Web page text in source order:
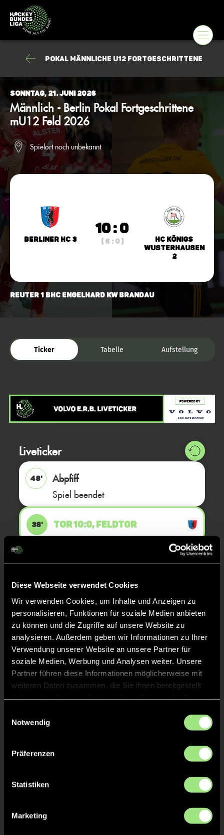
Diese Webseite verwendet Cookies
Wir verwenden Cookies, um Inhalte und Anzeigen zu
personalisieren, Funktionen für soziale Medien anbieten
zu können und die Zugriffe auf unsere Website zu
analysieren. Außerdem geben wir Informationen zu Ihrer
Verwendung unserer Website an unsere Partner für
soziale Medien, Werbung und Analysen weiter. Unsere
Partner führen diese Informationen möglicherweise mit
weiteren Daten zusammen, die Sie ihnen bereitgestellt
Notwendig
Präferenzen
Statistiken
Marketing
Pokal männliche U12 Fortgeschrittene
Sonntag, 21. Juni 2026
Männlich - Berlin Pokal Fortgeschrittene
mU12 Feld 2026
Spielort noch unbekannt
Berliner HC 3
10 : 0
( 6 : 0 )
HC Königs
Wusterhausen
2
Reuter 1 BHC Engelhard KW Brandau
Ticker Tabelle Aufstellung
Liveticker
48'
Abpfiff
Spiel beendet
38' TOR 10:0, FELDTOR
TOR 9:0, FELDTOR
TOR 8:0, FELDTOR
25' TOR 7:0, FELDTOR
15' TOR 6:0, FELDTOR
2'